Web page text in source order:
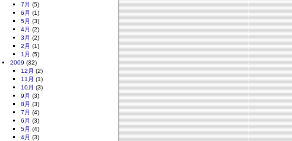
7月 (5)
6月 (1)
5月 (3)
4月 (2)
3月 (2)
2月 (1)
1月 (5)
2009 (32)
12月 (2)
11月 (1)
10月 (3)
9月 (3)
8月 (3)
7月 (4)
6月 (3)
5月 (4)
4月 (3)